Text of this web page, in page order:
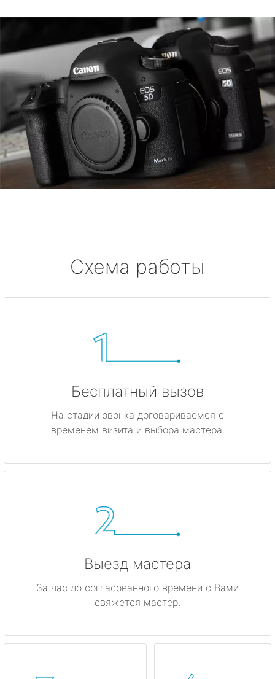
Схема работы
Бесплатный вызов
На стадии звонка договариваемся с
временем визита и выбора мастера.
Выезд мастера
За час до согласованного времени с Вами
свяжется мастер.